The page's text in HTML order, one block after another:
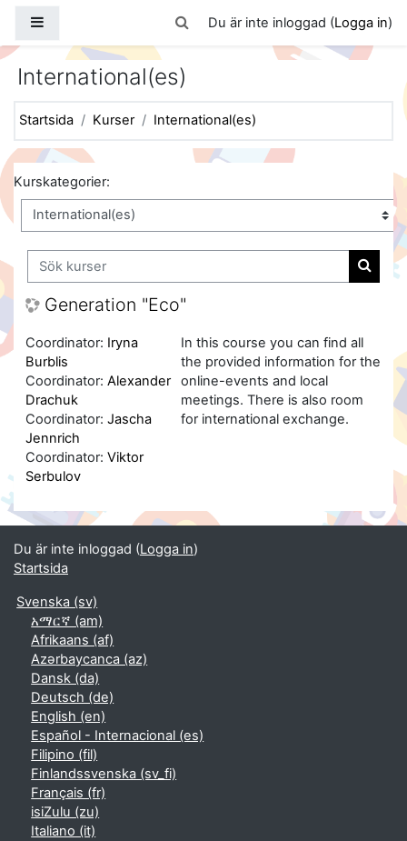
Växla sökinmatning
Du är inte inloggad (Logga in)
International(es)
Startsida Kurser International(es)
Kurskategorier:
Sök kurser
Sök
Generation "Eco"
In this course you can find all
the provided information for the
online-events and local
meetings. There is also room
for international exchange.
Coordinator: Iryna
Burblis
Coordinator: Alexander
Drachuk
Coordinator: Jascha
Jennrich
Coordinator: Viktor
Serbulov
Du är inte inloggad (Logga in)
Startsida
Svenska ‎(sv)‎
አማርኛ ‎(am)‎
Afrikaans ‎(af)‎
Azərbaycanca ‎(az)‎
Dansk ‎(da)‎
Deutsch ‎(de)‎
English ‎(en)‎
Español - Internacional ‎(es)‎
Filipino ‎(fil)‎
Finlandssvenska ‎(sv_fi)‎
Français ‎(fr)‎
isiZulu ‎(zu)‎
Italiano ‎(it)‎